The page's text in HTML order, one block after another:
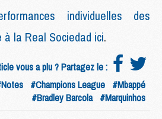
individuelles des
à la Real Sociedad ici.
vous a plu ? Partagez le :
#Champions League #Mbappé
#Bradley Barcola #Marquinhos